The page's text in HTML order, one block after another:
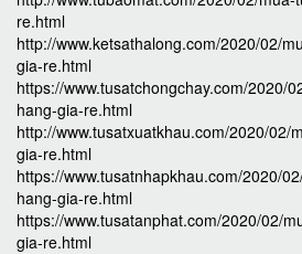
re.html
http://www.ketsathalong.com/2020/02/
gia-re.html
https://www.tusatchongchay.com/2020/
hang-gia-re.html
http://www.tusatxuatkhau.com/2020/02/
gia-re.html
https://www.tusatnhapkhau.com/2020/
hang-gia-re.html
https://www.tusatanphat.com/2020/02/
gia-re.html